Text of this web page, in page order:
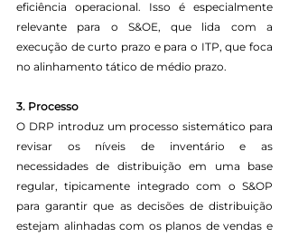
eficiência operacional. Isso é especialmente
relevante para o S&OE, que lida com a
execução de curto prazo e para o ITP, que foca
no alinhamento tático de médio prazo.
3. Processo
O DRP introduz um processo sistemático para
revisar os níveis de inventário e as
necessidades de distribuição em uma base
regular, tipicamente integrado com o S&OP
para garantir que as decisões de distribuição
estejam alinhadas com os planos de vendas e